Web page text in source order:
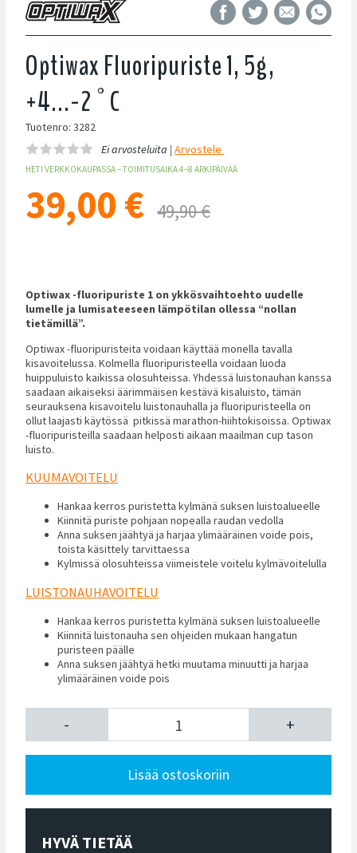
Optiwax Fluoripuriste 1, 5g,
+4...-2°C
Tuotenro: 3282
Ei arvosteluita |Arvostele
HETI VERKKOKAUPASSA – TOIMITUSAIKA 4–8 ARKIPÄIVÄÄ
39,00 € 49,90 €
Optiwax -fluoripuriste 1 on ykkösvaihtoehto uudelle
lumelle ja lumisateeseen lämpötilan ollessa “nollan
tietämillä”.
Optiwax -fluoripuristeita voidaan käyttää monella tavalla
kisavoitelussa. Kolmella fluoripuristeella voidaan luoda
huippuluisto kaikissa olosuhteissa. Yhdessä luistonauhan kanssa
saadaan aikaiseksi äärimmäisen kestävä kisaluisto, tämän
seurauksena kisavoitelu luistonauhalla ja fluoripuristeella on
ollut laajasti käytössä pitkissä marathon-hiihtokisoissa. Optiwax
-fluoripuristeilla saadaan helposti aikaan maailman cup tason
luisto.
KUUMAVOITELU
Hankaa kerros puristetta kylmänä suksen luistoalueelle
Kiinnitä puriste pohjaan nopealla raudan vedolla
Anna suksen jäähtyä ja harjaa ylimääräinen voide pois,
toista käsittely tarvittaessa
Kylmissä olosuhteissa viimeistele voitelu kylmävoitelulla
LUISTONAUHAVOITELU
Hankaa kerros puristetta kylmänä suksen luistoalueelle
Kiinnitä luistonauha sen ohjeiden mukaan hangatun
puristeen päälle
Anna suksen jäähtyä hetki muutama minuutti ja harjaa
ylimääräinen voide pois
- +
Lisää ostoskoriin
HYVÄ TIETÄÄ